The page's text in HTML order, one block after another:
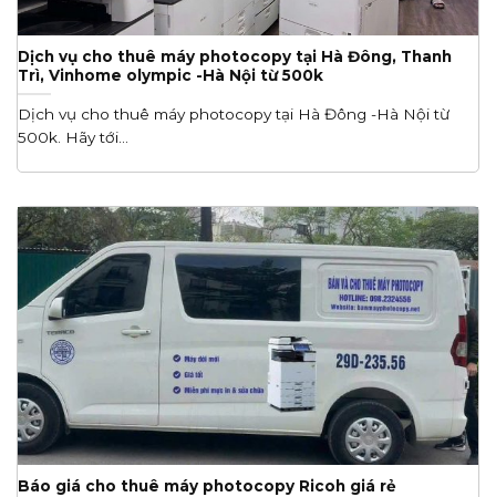
Dịch vụ cho thuê máy photocopy tại Hà Đông, Thanh
Trì, Vinhome olympic -Hà Nội từ 500k
Dịch vụ cho thuê máy photocopy tại Hà Đông -Hà Nội từ
500k. Hãy tới...
Báo giá cho thuê máy photocopy Ricoh giá rẻ